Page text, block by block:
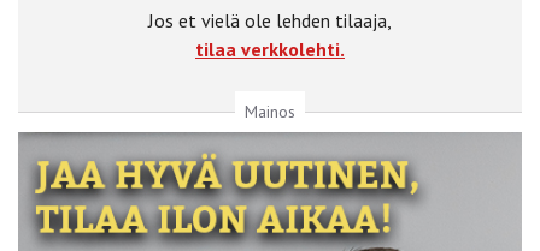
Jos et vielä ole lehden tilaaja,
tilaa verkkolehti.
Mainos